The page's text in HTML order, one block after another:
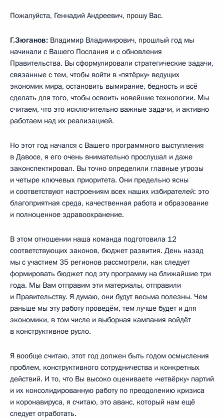
Пожалуйста, Геннадий Андреевич, прошу Вас.
Г.Зюганов: Владимир Владимирович, прошлый год мы
начинали с Вашего Послания и с обновления
Правительства. Вы сформулировали стратегические задачи,
связанные с тем, чтобы войти в «пятёрку» ведущих
экономик мира, остановить вымирание, бедность и всё
сделать для того, чтобы освоить новейшие технологии. Мы
считаем, что это исключительно важные задачи, и активно
работаем над их реализацией.
Но этот год начался с Вашего программного выступления
в Давосе, я его очень внимательно прослушал и даже
законспектировал. Вы точно определили главные угрозы
и четыре ключевых приоритета. Они предельно ясны
и соответствуют настроениям всех наших избирателей: это
благоприятная среда, качественная работа и образование
и полноценное здравоохранение.
В этом отношении наша команда подготовила 12
соответствующих законов, бюджет развития. День назад
мы с участием 35 регионов рассмотрели, как следует
формировать бюджет под эту программу на ближайшие три
года. Мы Вам отправим эти материалы, отправили
и Правительству. Я думаю, они будут весьма полезны. Чем
раньше мы эту работу проведём, тем лучше будет и для
экономики, в том числе и выборная кампания войдёт
в конструктивное русло.
Я вообще считаю, этот год должен быть годом осмысления
проблем, конструктивного сотрудничества и конкретных
действий. И то, что Вы высоко оцениваете «четвёрку» партий
и их консолидированную работу по преодолению кризиса
и коронавируса, я считаю, это аванс, который нам ещё
следует отработать.